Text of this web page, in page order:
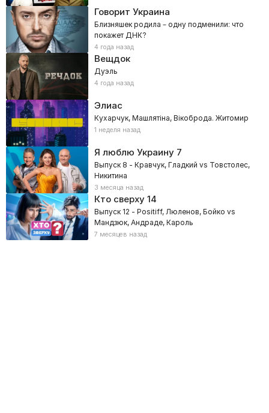
Говорит Украина
Близняшек родила – одну подменили: что
покажет ДНК?
4 года назад
Вещдок
Дуэль
4 года назад
Элиас
Кухарчук, Машлятіна, Вікоброда. Житомир
1 неделя назад
Я люблю Украину7
Выпуск 8 - Кравчук, Гладкий vs Товстолес,
Никитина
3 месяца назад
Кто сверху14
Выпуск 12 - Positiff, Люленов, Бойко vs
Мандзюк, Андраде, Кароль
7 месяцев назад